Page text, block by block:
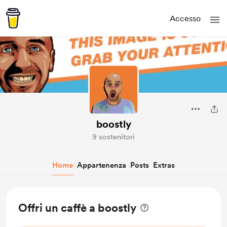
Accesso
boostly
9 sostenitori
Home Appartenenza Posts Extras
Offri un caffè a boostly